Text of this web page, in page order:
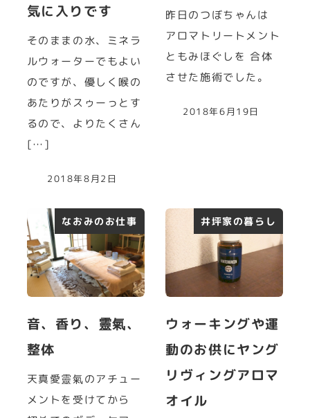
気に入りです
そのままの水、ミネラ
ルウォーターでもよい
のですが、優しく喉の
あたりがスゥーっとす
るので、よりたくさん
[…]
2018年8月2日
昨日のつぼちゃんは
アロマトリートメント
ともみほぐしを 合体
させた施術でした。
2018年6月19日
なおみのお仕事
音、香り、靈氣、
整体
天真愛靈氣のアチュー
メントを受けてから
井坪家の暮らし
ウォーキングや運
動のお供にヤング
リヴィングアロマ
オイル